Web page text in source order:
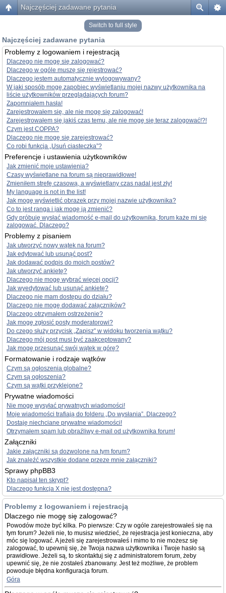
Najczęściej zadawane pytania
Switch to full style
Najczęściej zadawane pytania
Problemy z logowaniem i rejestracją
Dlaczego nie mogę się zalogować?
Dlaczego w ogóle muszę się rejestrować?
Dlaczego jestem automatycznie wylogowywany?
W jaki sposób mogę zapobiec wyświetlaniu mojej nazwy użytkownika na
liście użytkowników przeglądających forum?
Zapomniałem hasła!
Zarejestrowałem się, ale nie mogę się zalogować!
Zarejestrowałem się jakiś czas temu, ale nie mogę się teraz zalogować!?!
Czym jest COPPA?
Dlaczego nie mogę się zarejestrować?
Co robi funkcja „Usuń ciasteczka”?
Preferencje i ustawienia użytkowników
Jak zmienić moje ustawienia?
Czasy wyświetlane na forum są nieprawidłowe!
Zmieniłem strefę czasową, a wyświetlany czas nadal jest zły!
My language is not in the list!
Jak mogę wyświetlić obrazek przy mojej nazwie użytkownika?
Co to jest ranga i jak mogę ją zmienić?
Gdy próbuję wysłać wiadomość e-mail do użytkownika, forum każe mi się
zalogować. Dlaczego?
Problemy z pisaniem
Jak utworzyć nowy wątek na forum?
Jak edytować lub usunąć post?
Jak dodawać podpis do moich postów?
Jak utworzyć ankietę?
Dlaczego nie mogę wybrać więcej opcji?
Jak wyedytować lub usunąć ankietę?
Dlaczego nie mam dostępu do działu?
Dlaczego nie mogę dodawać załączników?
Dlaczego otrzymałem ostrzeżenie?
Jak mogę zgłosić posty moderatorowi?
Do czego służy przycisk „Zapisz” w widoku tworzenia wątku?
Dlaczego mój post musi być zaakceptowany?
Jak mogę przesunąć swój wątek w górę?
Formatowanie i rodzaje wątków
Czym są ogłoszenia globalne?
Czym są ogłoszenia?
Czym są wątki przyklejone?
Prywatne wiadomości
Nie mogę wysyłać prywatnych wiadomości!
Moje wiadomości trafiają do folderu „Do wysłania”. Dlaczego?
Dostaję niechciane prywatne wiadomości!
Otrzymałem spam lub obraźliwy e-mail od użytkownika forum!
Załączniki
Jakie załączniki są dozwolone na tym forum?
Jak znaleźć wszystkie dodane przeze mnie załączniki?
Sprawy phpBB3
Kto napisał ten skrypt?
Dlaczego funkcja X nie jest dostępna?
Problemy z logowaniem i rejestracją
Dlaczego nie mogę się zalogować?
Powodów może być kilka. Po pierwsze: Czy w ogóle zarejestrowałeś się na
tym forum? Jeżeli nie, to musisz wiedzieć, że rejestracja jest konieczna, aby
móc się logować. A jeżeli się zarejestrowałeś i mimo to nie możesz się
zalogować, to upewnij się, że Twoja nazwa użytkownika i Twoje hasło są
prawidłowe. Jeżeli są, to skontaktuj się z administratorem forum, żeby
upewnić się, że nie zostałeś zbanowany. Jest też możliwe, że problem
powoduje błędna konfiguracja forum.
Góra